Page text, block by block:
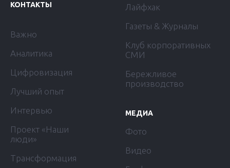
КОНТАКТЫ
Важно
Аналитика
Цифровизация
Лучший опыт
Интервью
Проект «Наши
люди»
Трансформация
Лайфхак
Газеты & Журналы
Клуб корпоративных
СМИ
Бережливое
производство
МЕДИА
Фото
Видео